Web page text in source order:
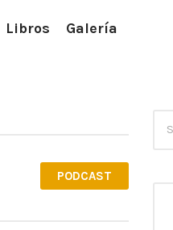
Libros
Galería
PODCAST
for: